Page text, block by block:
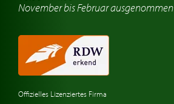
Oldtimer-Reisen
Automarken uhren
November bis Februar ausgenommen
Offizielles Lizenziertes Firma